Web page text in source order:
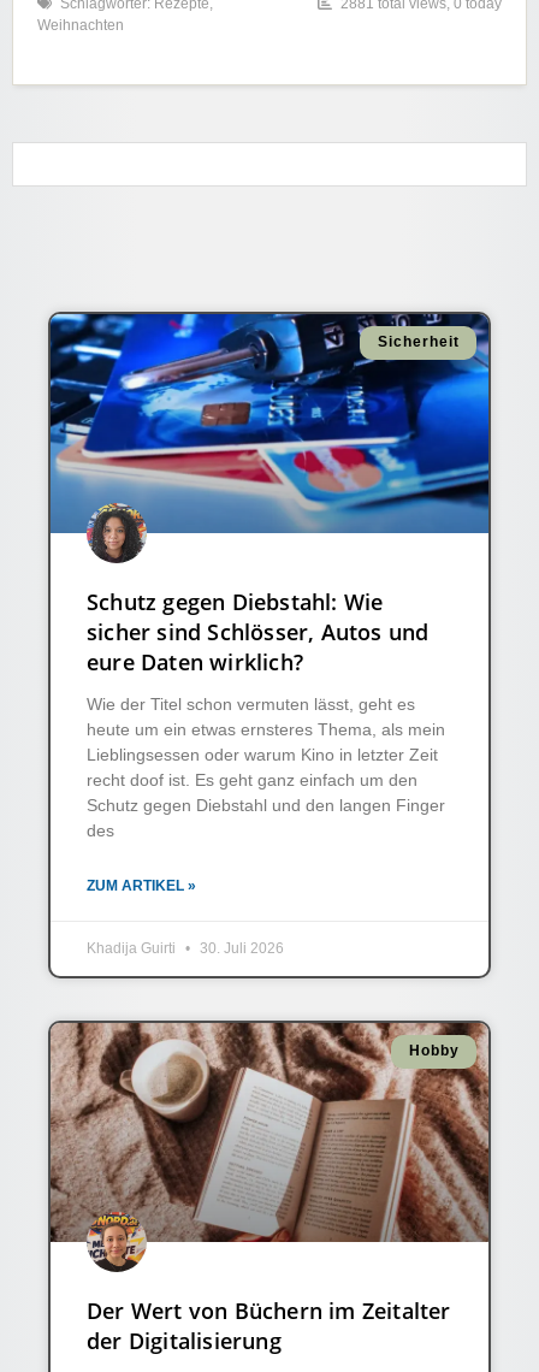
Schlagwörter: Rezepte,
Weihnachten
2881 total views, 0 today
Sicherheit
Schutz gegen Diebstahl: Wie
sicher sind Schlösser, Autos und
eure Daten wirklich?
Wie der Titel schon vermuten lässt, geht es
heute um ein etwas ernsteres Thema, als mein
Lieblingsessen oder warum Kino in letzter Zeit
recht doof ist. Es geht ganz einfach um den
Schutz gegen Diebstahl und den langen Finger
des
ZUM ARTIKEL »
Khadija Guirti 30. Juli 2026
Hobby
Der Wert von Büchern im Zeitalter
der Digitalisierung